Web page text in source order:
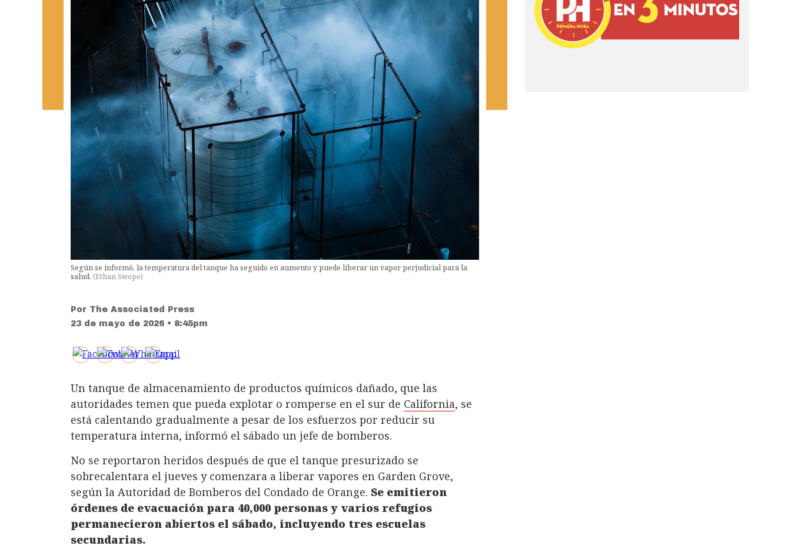
Según se informó, la temperatura del tanque ha seguido en aumento y puede liberar un vapor perjudicial para la
salud. (Ethan Swope)
Por The Associated Press
23 de mayo de 2026 • 8:45pm
Un tanque de almacenamiento de productos químicos dañado, que las
autoridades temen que pueda explotar o romperse en el sur de California, se
está calentando gradualmente a pesar de los esfuerzos por reducir su
temperatura interna, informó el sábado un jefe de bomberos.
No se reportaron heridos después de que el tanque presurizado se
sobrecalentara el jueves y comenzara a liberar vapores en Garden Grove,
según la Autoridad de Bomberos del Condado de Orange. Se emitieron
órdenes de evacuación para 40,000 personas y varios refugios
permanecieron abiertos el sábado, incluyendo tres escuelas
secundarias.